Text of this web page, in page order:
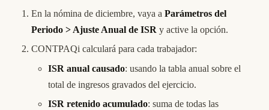
En la nómina de diciembre, vaya a Parámetros del
Periodo > Ajuste Anual de ISR y active la opción.
CONTPAQi calculará para cada trabajador:
ISR anual causado: usando la tabla anual sobre el
total de ingresos gravados del ejercicio.
ISR retenido acumulado: suma de todas las